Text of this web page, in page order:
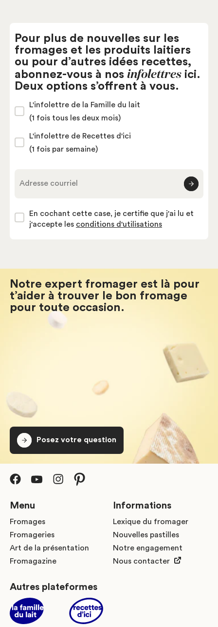
Pour plus de nouvelles sur les
fromages et les produits laitiers
ou pour d’autres idées recettes,
abonnez-vous à nos infolettres ici.
Deux options s’offrent à vous.
L'infolettre de la Famille du lait
(1 fois tous les deux mois)
L'infolettre de Recettes d'ici
(1 fois par semaine)
Adresse courriel
En cochant cette case, je certifie que j'ai lu et
j'accepte les conditions d'utilisations
Notre expert fromager est là pour
t’aider à trouver le bon fromage
pour toute occasion.
Posez votre question
Menu
Fromages
Fromageries
Art de la présentation
Fromagazine
Informations
Lexique du fromager
Nouvelles pastilles
Notre engagement
Nous contacter
Autres plateformes